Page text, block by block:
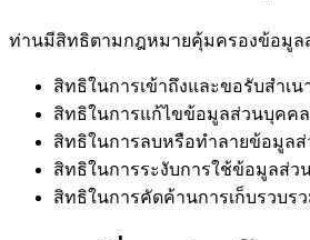
ท่านมีสิทธิตามกฎหมายคุ้มครองข้อมูล
สิทธิในการเข้าถึงและขอรับสำเ
สิทธิในการแก้ไขข้อมูลส่วนบุคค
สิทธิในการลบหรือทำลายข้อมูล
สิทธิในการระงับการใช้ข้อมูลส่ว
สิทธิในการคัดค้านการเก็บรวบร